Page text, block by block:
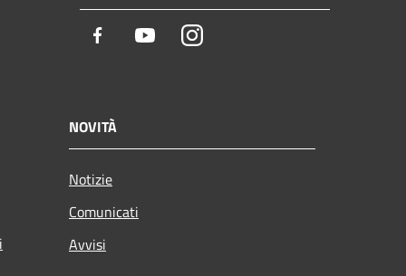
Facebook YoutubeInstagram
NOVITÀ
Notizie
Comunicati
Avvisi